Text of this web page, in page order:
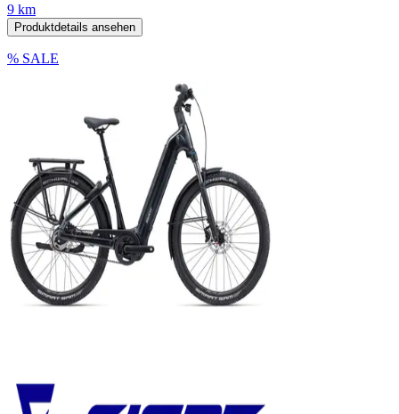
9 km
Produktdetails ansehen
% SALE